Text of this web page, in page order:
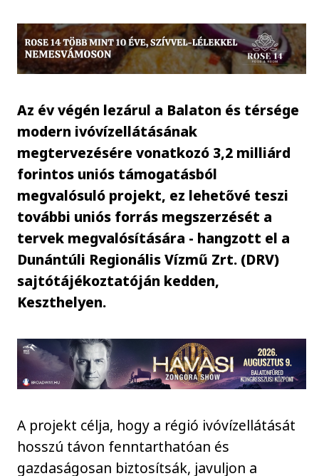
Az év végén lezárul a Balaton és térsége
modern ivóvízellátásának
megtervezésére vonatkozó 3,2 milliárd
forintos uniós támogatásból
megvalósuló projekt, ez lehetővé teszi
további uniós forrás megszerzését a
tervek megvalósítására - hangzott el a
Dunántúli Regionális Vízmű Zrt. (DRV)
sajtótájékoztatóján kedden,
Keszthelyen.
A projekt célja, hogy a régió ivóvízellátását
hosszú távon fenntarthatóan és
gazdaságosan biztosítsák, javuljon a